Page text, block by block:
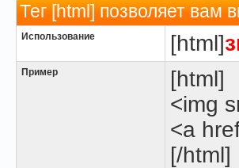
Тег [html] позволяет вам
Использование [html]
Пример
[html]
<img
<a
[/html]